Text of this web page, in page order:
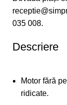
035 008.
Descriere
Motor fără
ridicate.